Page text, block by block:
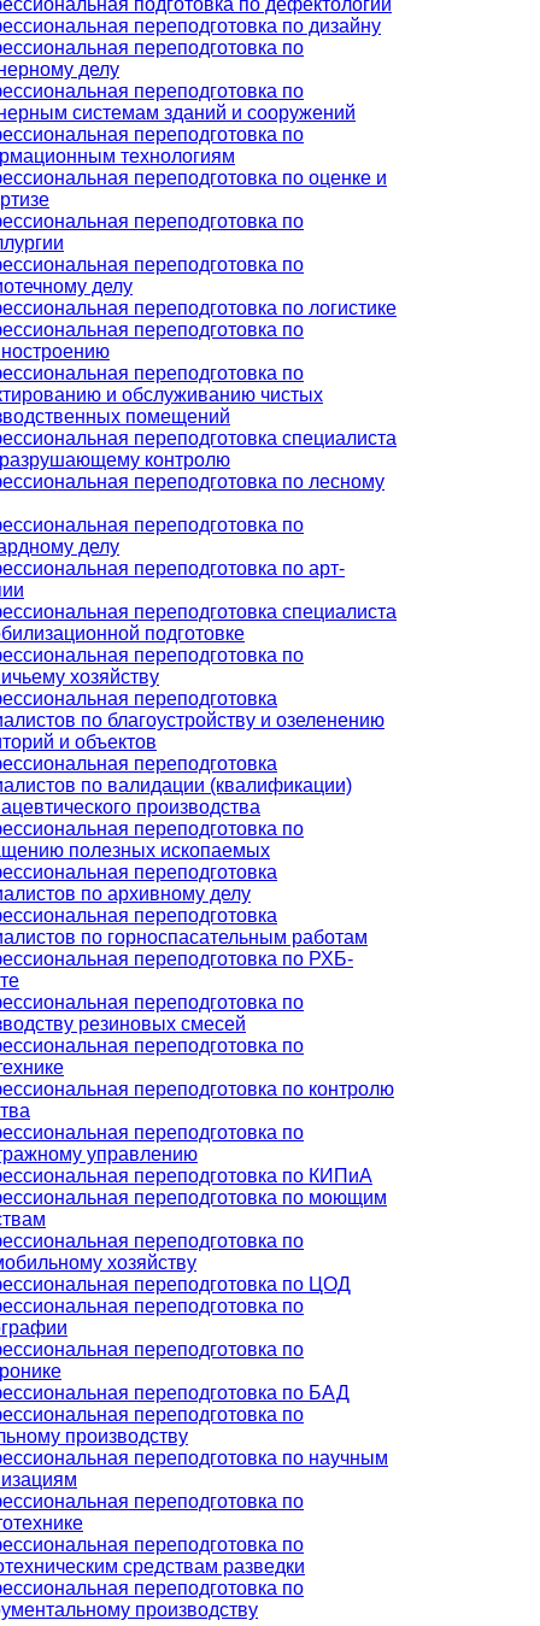
переподготовка по дизайну
переподготовка по
делу
переподготовка по
системам зданий и сооружений
переподготовка по
технологиям
переподготовка по оценке и
переподготовка по
переподготовка по
делу
переподготовка по логистике
переподготовка по
переподготовка по
и обслуживанию чистых
помещений
переподготовка специалиста
контролю
переподготовка по лесному
переподготовка по
делу
переподготовка по арт-
переподготовка специалиста
подготовке
переподготовка по
хозяйству
переподготовка
по благоустройству и озеленению
и объектов
переподготовка
по валидации (квалификации)
производства
переподготовка по
полезных ископаемых
переподготовка
по архивному делу
переподготовка
по горноспасательным работам
переподготовка по РХБ-
переподготовка по
резиновых смесей
переподготовка по
переподготовка по контролю
переподготовка по
управлению
переподготовка по КИПиА
переподготовка по моющим
переподготовка по
хозяйству
переподготовка по ЦОД
переподготовка по
переподготовка по
переподготовка по БАД
переподготовка по
производству
переподготовка по научным
переподготовка по
переподготовка по
средствам разведки
переподготовка по
производству